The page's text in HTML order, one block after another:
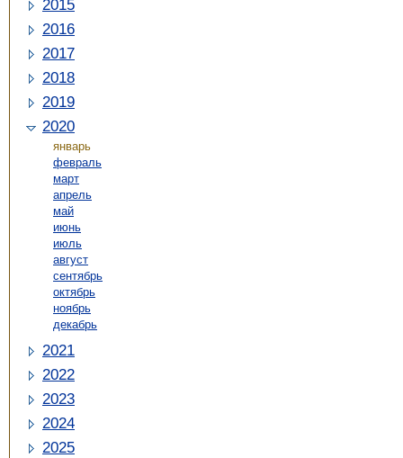
2015
2016
2017
2018
2019
2020
январь
февраль
март
апрель
май
июнь
июль
август
сентябрь
октябрь
ноябрь
декабрь
2021
2022
2023
2024
2025